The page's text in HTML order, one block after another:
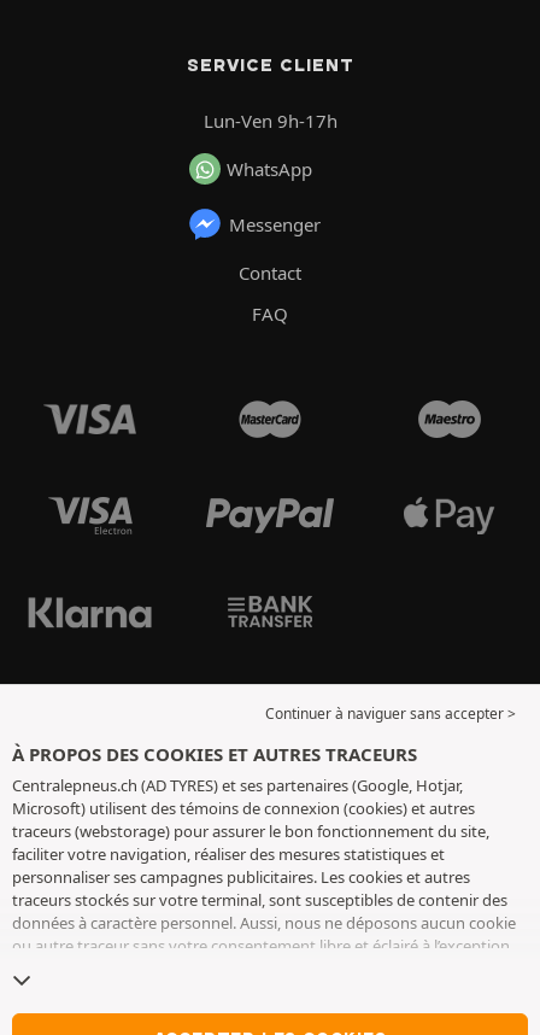
SERVICE CLIENT
Lun-Ven 9h-17h
WhatsApp
Messenger
Contact
FAQ
Continuer à naviguer sans accepter >
À PROPOS DES COOKIES ET AUTRES TRACEURS
Centralepneus.ch (AD TYRES) et ses partenaires (Google, Hotjar,
Microsoft) utilisent des témoins de connexion (cookies) et autres
traceurs (webstorage) pour assurer le bon fonctionnement du site,
faciliter votre navigation, réaliser des mesures statistiques et
personnaliser ses campagnes publicitaires. Les cookies et autres
traceurs stockés sur votre terminal, sont susceptibles de contenir des
données à caractère personnel. Aussi, nous ne déposons aucun cookie
ou autre traceur sans votre consentement libre et éclairé à l’exception
conservons votre choix pendant 6 mois. Vous pouvez retirer votre
consentement à tout moment en vous rendant sur lapage cookies et